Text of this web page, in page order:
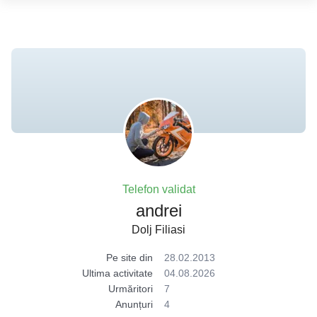
Telefon validat
andrei
Dolj Filiasi
Pe site din
28.02.2013
Ultima activitate
04.08.2026
Urmăritori
7
Anunțuri
4